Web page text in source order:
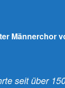
Männerchor
seit über